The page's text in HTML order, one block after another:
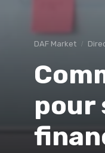
DAF Market
pour